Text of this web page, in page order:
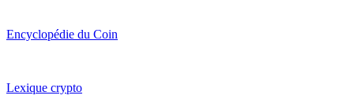
Encyclopédie du Coin
Lexique crypto